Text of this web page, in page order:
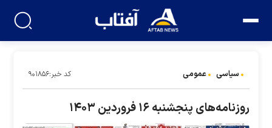
سیاسی عمومی کد خبر:۹۰۱۸۵۶
روزنامه‌های پنجشنبه ۱۶ فروردین ۱۴۰۳